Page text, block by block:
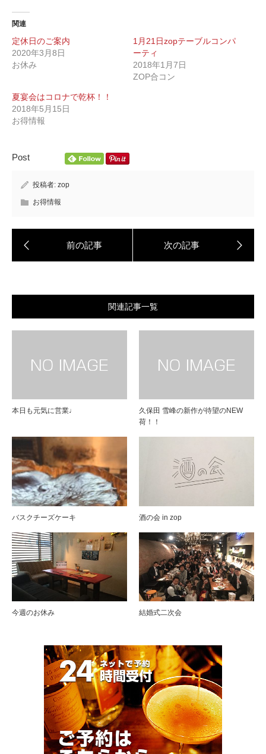
関連
定休日のご案内
2020年3月8日
お休み
1月21日zopテーブルコンパ
ーティ
2018年1月7日
ZOP合コン
夏宴会はコロナで乾杯！！
2018年5月15日
お得情報
Post
投稿者: zop
お得情報
関連記事一覧
本日も元気に営業♩
久保田 雪峰の新作が待望のNEW
荷！！
バスクチーズケーキ 酒の会 in zop
今週のお休み 結婚式二次会